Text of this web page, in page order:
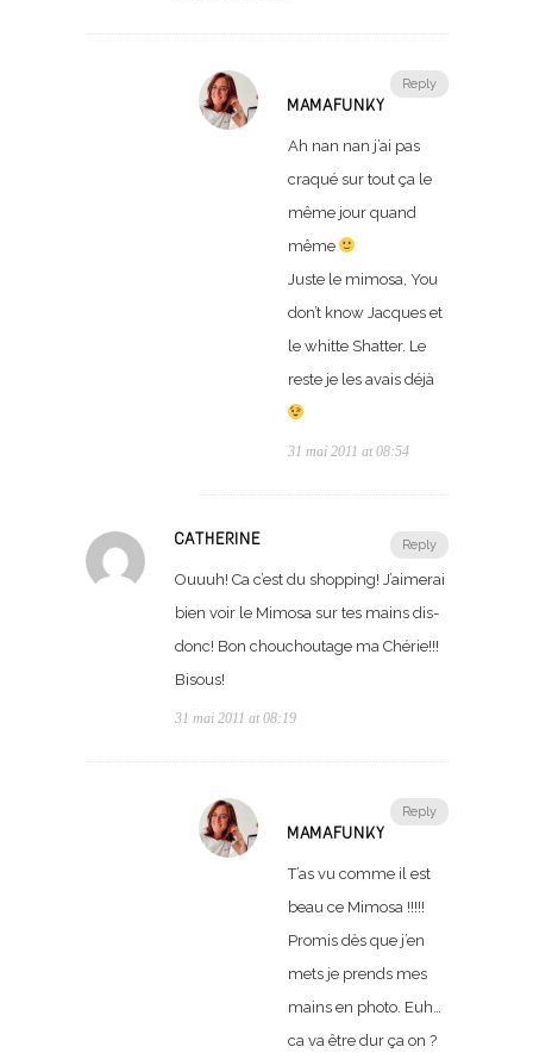
Reply
MAMAFUNKY
Ah nan nan j’ai pas
craqué sur tout ça le
même jour quand
même
Juste le mimosa, You
don’t know Jacques et
le whitte Shatter. Le
reste je les avais déjà
31 mai 2011 at 08:54
Reply
CATHERINE
Ouuuh! Ca c’est du shopping! J’aimerai
bien voir le Mimosa sur tes mains dis-
donc! Bon chouchoutage ma Chérie!!!
Bisous!
31 mai 2011 at 08:19
Reply
MAMAFUNKY
T’as vu comme il est
beau ce Mimosa !!!!!
Promis dès que j’en
mets je prends mes
mains en photo. Euh…
ca va être dur ça on ?